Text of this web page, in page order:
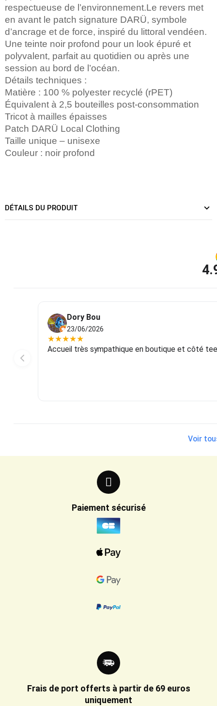
respectueuse de l’environnement.Le revers met
en avant le patch signature DARÜ, symbole
d’ancrage et de force, inspiré du littoral vendéen.
Une teinte noir profond pour un look épuré et
polyvalent, parfait au quotidien ou après une
session au bord de l’océan.
Détails techniques :
Matière : 100 % polyester recyclé (rPET)
Équivalent à 2,5 bouteilles post-consommation
Tricot à mailles épaisses
Patch DARÜ Local Clothing
Taille unique – unisexe
Couleur : noir profond
DÉTAILS DU PRODUIT
Dory Bou
23/06/2026
★★★★★
Accueil très sympathique en boutique et côté
Voir
Paiement sécurisé
Frais de port offerts à partir de 69 euros
uniquement